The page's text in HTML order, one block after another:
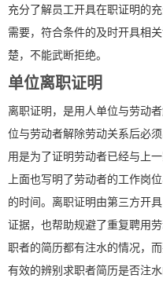
充分了解员工开具在职证明的
需要，符合条件的及时开具相
楚，不能武断拒绝。
单位离职证明
离职证明，是用人单位与劳动
位与劳动者解除劳动关系后必
用是为了证明劳动者已经与上
上面也写明了劳动者的工作岗
的时间。离职证明由第三方开
证据，也帮助规避了重复聘用
职者的简历都有注水的情况，
有效的辨别求职者简历是否注水